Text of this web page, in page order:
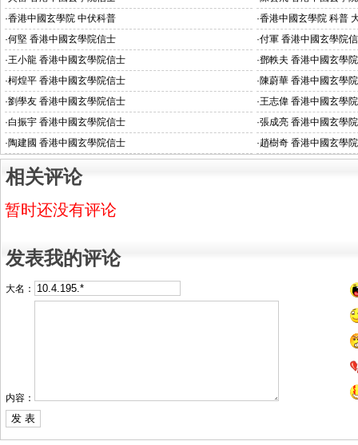
·香港中國玄學院 中伏科普 ·香港中國玄學院 科普
·何堅 香港中國玄學院信士 ·付軍 香港中國玄學院
·王小龍 香港中國玄學院信士 ·鄧軼夫 香港中國玄學
·柯煌平 香港中國玄學院信士 ·陳蔚華 香港中國玄學
·劉學友 香港中國玄學院信士 ·王志偉 香港中國玄學
·白振宇 香港中國玄學院信士 ·張成亮 香港中國玄學
·陶建國 香港中國玄學院信士 ·趙樹奇 香港中國玄學
相关评论
暂时还没有评论
发表我的评论
大名：
内容：